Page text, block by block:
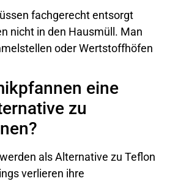
fachgerecht entsorgt
nicht in den Hausmüll. Man
oder Wertstoffhöfen
eine
zu
als Alternative zu Teflon
verlieren ihre